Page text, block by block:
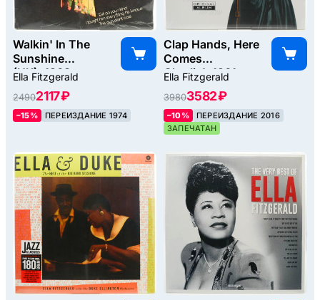
Walkin' In The
Sunshine
(UK), 1968
Ella Fitzgerald
24902117 ₽
–15% ПЕРЕИЗДАНИЕ 1974
Clap Hands, Here
Comes
Charlie!, 1961
Ella Fitzgerald
39803582 ₽
–10%
ПЕРЕИЗДАНИЕ 2016
ЗАПЕЧАТАН